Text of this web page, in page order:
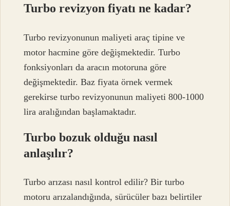
Turbo revizyon fiyatı ne kadar?
Turbo revizyonunun maliyeti araç tipine ve
motor hacmine göre değişmektedir. Turbo
fonksiyonları da aracın motoruna göre
değişmektedir. Baz fiyata örnek vermek
gerekirse turbo revizyonunun maliyeti 800-1000
lira aralığından başlamaktadır.
Turbo bozuk olduğu nasıl
anlaşılır?
Turbo arızası nasıl kontrol edilir? Bir turbo
motoru arızalandığında, sürücüler bazı belirtiler